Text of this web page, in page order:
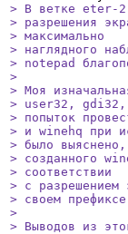
> В ветке eter-
> разрешения
> максимально
> наглядного
> notepad
>
> Моя
> user32, gdi32,
> попыток
> и winehq при
> было
> созданного
> соответствии
> с разрешением
> своем
>
> Выводов из